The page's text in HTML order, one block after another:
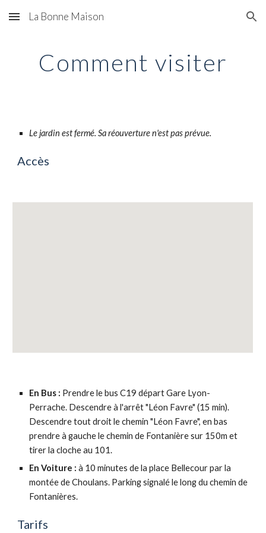
Skip to main content Skip to navigation
La Bonne Maison
Comment visiter
Le jardin est fermé. Sa réouverture n'est pas prévue.
Accès
En Bus : Prendre le bus C19 départ Gare Lyon-
Perrache. Descendre à l'arrêt "Léon Favre" (15 min).
Descendre tout droit le chemin "Léon Favre", en bas
prendre à gauche le chemin de Fontanière sur 150m et
tirer la cloche au 101.
En Voiture : à 10 minutes de la place Bellecour par la
montée de Choulans. Parking signalé le long du chemin de
Fontanières.
Tarifs